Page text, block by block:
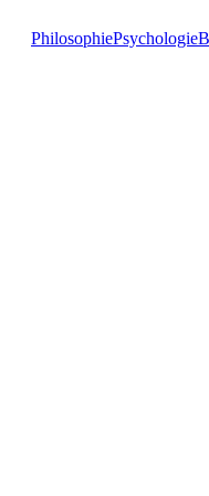
PhilosophiePsychologie